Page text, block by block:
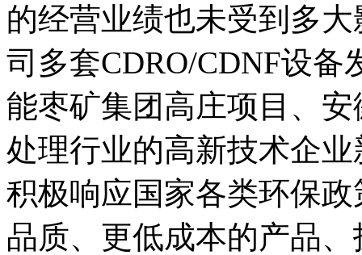
的经营业绩也未受到多
司多套CDRO/CDNF设
能枣矿集团高庄项目、
处理行业的高新技术企
积极响应国家各类环保
品质、更低成本的产品